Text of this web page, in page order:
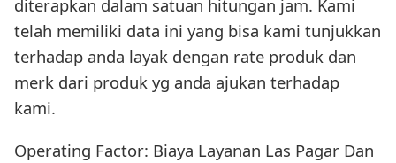
diterapkan dalam satuan hitungan jam. Kami
telah memiliki data ini yang bisa kami tunjukkan
terhadap anda layak dengan rate produk dan
merk dari produk yg anda ajukan terhadap
kami.
Operating Factor: Biaya Layanan Las Pagar Dan